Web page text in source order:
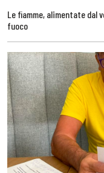
Le fiamme, alimentate dal
fuoco